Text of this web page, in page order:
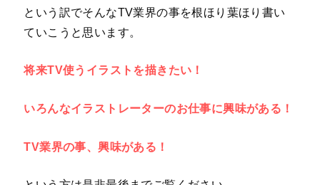
という訳でそんなTV業界の事を根ほり葉ほり書い
ていこうと思います。
将来TV使うイラストを描きたい！
いろんなイラストレーターのお仕事に興味がある！
TV業界の事、興味がある！